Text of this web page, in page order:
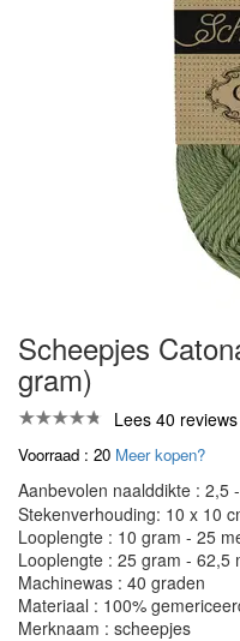
Scheepjes
gram)
Lees 40 reviews
Voorraad : 20 Meer kopen?
Aanbevolen naalddikte : 2,5
Stekenverhouding: 10 x 10
Looplengte : 10 gram - 25
Looplengte : 25 gram - 62,5
Machinewas : 40 graden
Materiaal : 100%
Merknaam : scheepjes